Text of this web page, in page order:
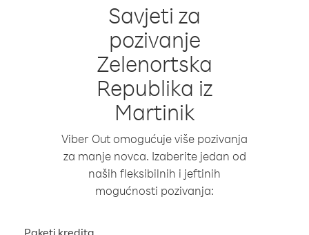
Savjeti za
pozivanje
Zelenortska
Republika iz
Martinik
Viber Out omogućuje više pozivanja
za manje novca. Izaberite jedan od
naših fleksibilnih i jeftinih
mogućnosti pozivanja:
Paketi kredita